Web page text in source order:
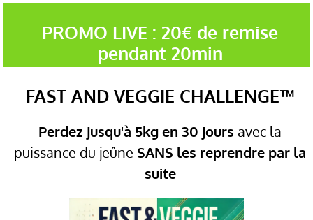
PROMO LIVE : 20€ de remise
pendant 20min
FAST AND VEGGIE CHALLENGE™
Perdez jusqu'à 5kg en 30 jours avec la
puissance du jeûne SANS les reprendre par la
suite